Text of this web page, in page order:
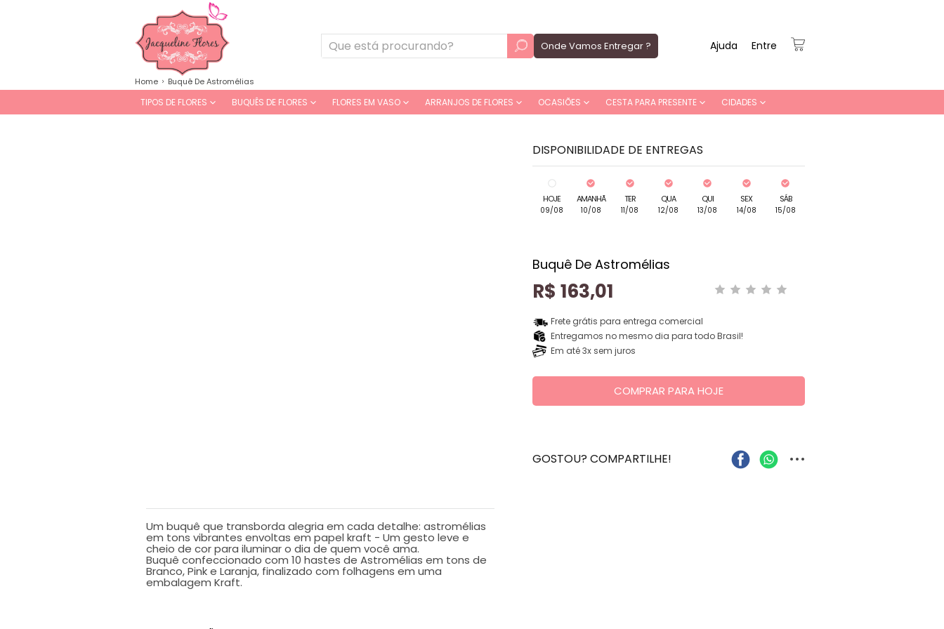
Onde Vamos Entregar ? Entre
Ajuda
TIPOS DE FLORES BUQUÊS DE FLORES FLORES EM VASO ARRANJOS DE FLORES OCASIÕES CESTA PARA PRESENTE CIDADES
Home Buquê De Astromélias
Um buquê que transborda alegria em cada detalhe: astromélias
em tons vibrantes envoltas em papel kraft - Um gesto leve e
cheio de cor para iluminar o dia de quem você ama.
Buquê confeccionado com 10 hastes de Astromélias em tons de
Branco, Pink e Laranja, finalizado com folhagens em uma
embalagem Kraft.
DISPONIBILIDADE DE ENTREGAS
HOJE
09/08
AMANHÃ
10/08
TER
11/08
QUA
12/08
QUI
13/08
SEX
14/08
SÁB
15/08
Buquê De Astromélias
R$ 163,01
Frete grátis para entrega comercial
Entregamos no mesmo dia para todo Brasil!
Em até 3x sem juros
COMPRAR PARA HOJE
GOSTOU? COMPARTILHE! ...